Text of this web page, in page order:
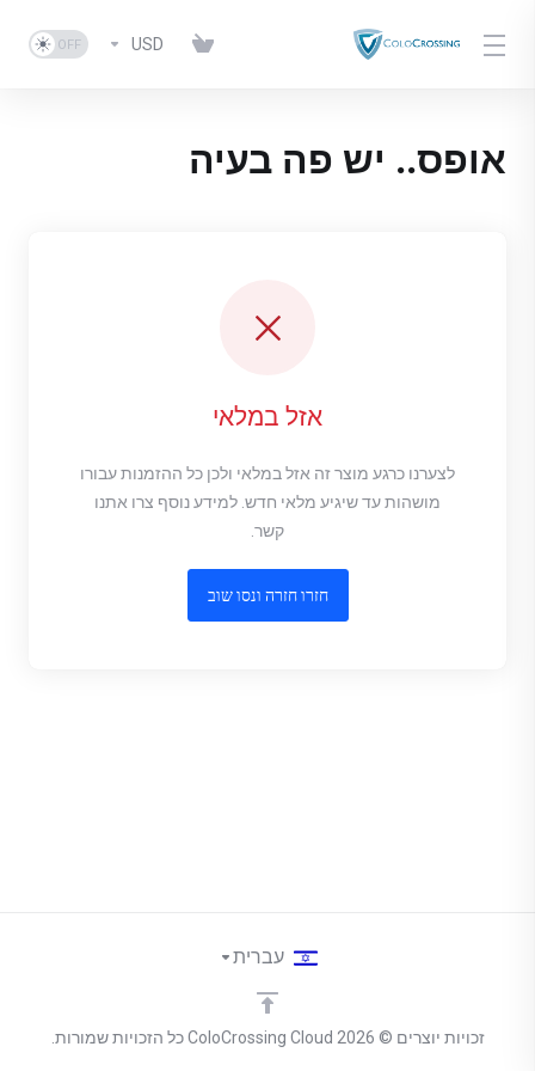
USD
אופס.. יש פה בעיה
אזל במלאי
לצערנו כרגע מוצר זה אזל במלאי ולכן כל ההזמנות עבורו
מושהות עד שיגיע מלאי חדש. למידע נוסף צרו אתנו
קשר.
חזרו חזרה ונסו שוב
זכויות יוצרים © 2026 ColoCrossing Cloud כל הזכויות שמורות.
עברית